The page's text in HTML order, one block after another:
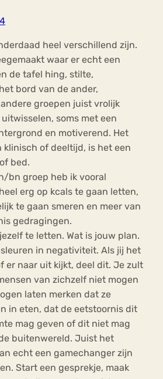
heel verschillend zijn.
waar er echt een
de tafel hing, stilte,
bord van de ander,
groepen juist vrolijk
soms met een
en motiverend. Het
klinisch of deeltijd, is het een
bed.
bn groep heb ik vooral
erg op kcals te gaan letten,
te gaan smeren en meer van
gedragingen.
te letten. Wat is jouw plan.
in negativiteit. Als jij het
er naar uit kijkt, deel dit. Je zult
van zichzelf niet mogen
laten merken dat ze
in eten, dat de eetstoornis dit
mag geven of dit niet mag
buitenwereld. Juist het
echt een gamechanger zijn
Start een gesprekje, maak